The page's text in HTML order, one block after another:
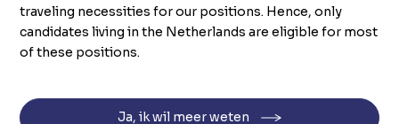
traveling necessities for our positions. Hence, only
candidates living in the Netherlands are eligible for most
of these positions.
Ja, ik wil meer weten